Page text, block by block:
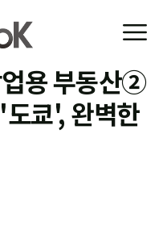
용 부동산②
쿄', 완벽한